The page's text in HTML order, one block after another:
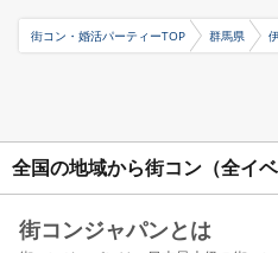
街コン・婚活パーティーTOP 群馬県
全国の地域から街コン（全イ
街コンジャパンとは